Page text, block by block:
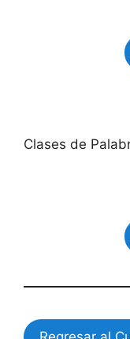
Clases de